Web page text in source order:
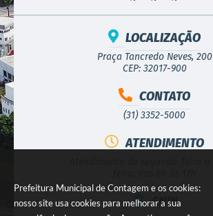
Prefeitura Municipal de Contagem e os cookies:
nosso site usa cookies para melhorar a sua
LOCALIZAÇÃO
Praça Tancredo Neves, 200
CEP: 32017-900
CONTATO
(31) 3352-5000
ATENDIMENTO
CNPJ